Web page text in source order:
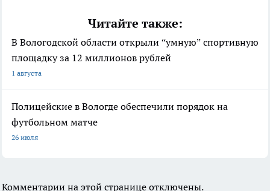
Читайте также:
В Вологодской области открыли “умную” спортивную
площадку за 12 миллионов рублей
1 августа
Полицейские в Вологде обеспечили порядок на
футбольном матче
26 июля
Комментарии на этой странице отключены.